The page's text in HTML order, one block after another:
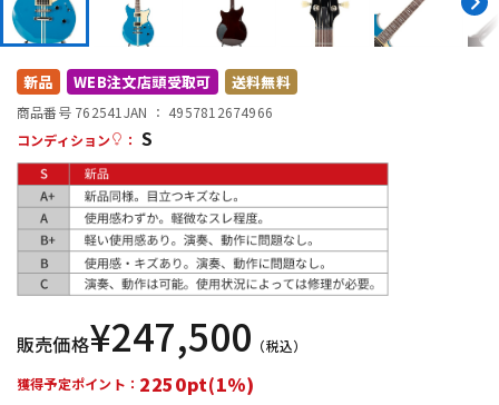
DTM オンライン納品 レコーディング機器
配信/ライブ機器
中古 ヴィンテージ
新品 WEB注文店頭受取可 送料無料
商品番号 762541 JAN ： 4957812674966
コンディション
： S
販売価格¥247,500 （税込）
獲得予定ポイント： 2250pt(1%)